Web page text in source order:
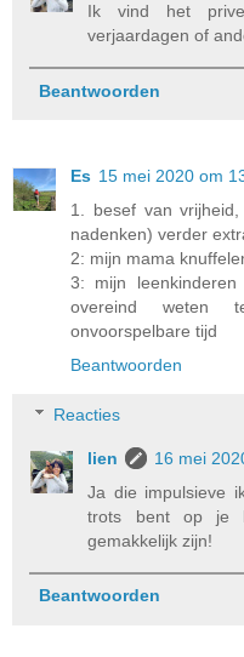
Ik vind het
verjaardagen of
Beantwoorden
Es 15 mei 2020 om
1. besef van
nadenken) verder
2: mijn mama
3: mijn
overeind weten
onvoorspelbare tijd
Beantwoorden
Reacties
lien
16 mei
Ja die impulsieve
trots bent op je
gemakkelijk zijn!
Beantwoorden